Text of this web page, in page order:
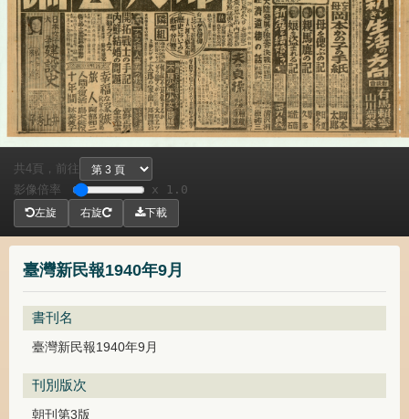
臺灣新民報1940年9月
書刊名
臺灣新民報1940年9月
刊別版次
朝刊第3版
共4頁，
前往
影像倍率
x 1.0
左旋 右旋 下載